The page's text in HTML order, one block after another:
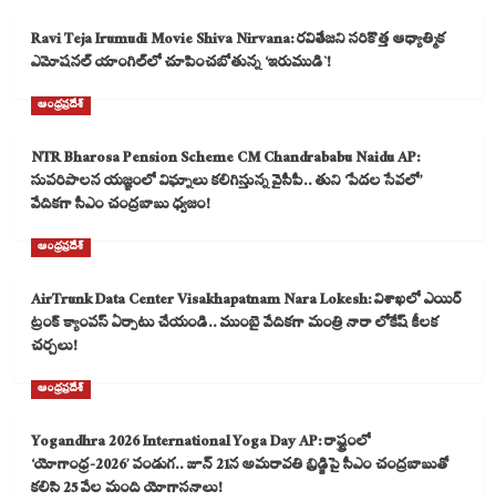
Ravi Teja Irumudi Movie Shiva Nirvana: రవితేజని సరికొత్త ఆధ్యాత్మిక
ఎమోషనల్ యాంగిల్‌లో చూపించబోతున్న ‘ఇరుముడి`!
ఆంధ్రప్రదేశ్
NTR Bharosa Pension Scheme CM Chandrababu Naidu AP:
సుపరిపాలన యజ్ఞంలో విఘ్నాలు కలిగిస్తున్న వైసీపీ.. తుని ‘పేదల సేవలో’
వేదికగా సీఎం చంద్రబాబు ధ్వజం!
ఆంధ్రప్రదేశ్
AirTrunk Data Center Visakhapatnam Nara Lokesh: విశాఖలో ఎయిర్
ట్రంక్ క్యాంపస్ ఏర్పాటు చేయండి.. ముంబై వేదికగా మంత్రి నారా లోకేష్ కీలక
చర్చలు!
ఆంధ్రప్రదేశ్
Yogandhra 2026 International Yoga Day AP: రాష్ట్రంలో
‘యోగాంధ్ర-2026’ పండుగ.. జూన్ 21న అమరావతి బ్రిడ్జిపై సీఎం చంద్రబాబుతో
కలిసి 25 వేల మంది యోగాసనాలు!